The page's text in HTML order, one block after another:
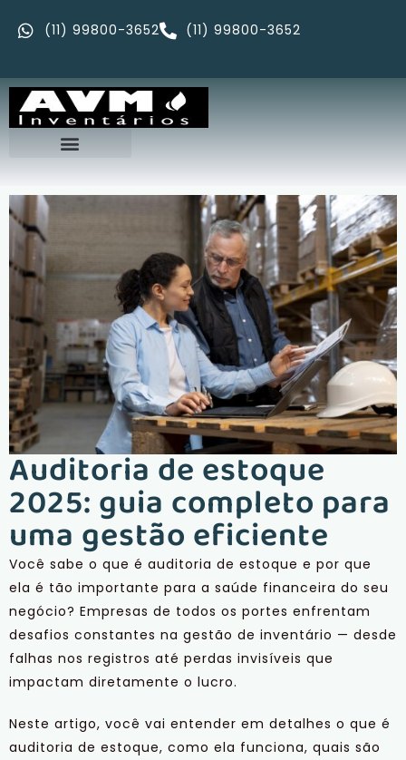
(11) 99800-3652 (11) 99800-3652
Auditoria de estoque
2025: guia completo para
uma gestão eficiente
Você sabe o que é auditoria de estoque e por que
ela é tão importante para a saúde financeira do seu
negócio? Empresas de todos os portes enfrentam
desafios constantes na gestão de inventário — desde
falhas nos registros até perdas invisíveis que
impactam diretamente o lucro.
Neste artigo, você vai entender em detalhes o que é
auditoria de estoque, como ela funciona, quais são